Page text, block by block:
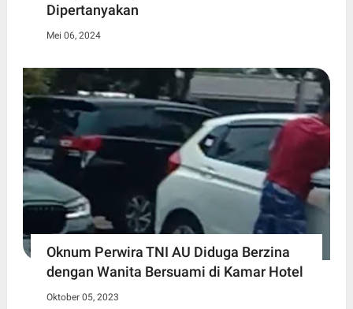
Dipertanyakan
Mei 06, 2024
Oknum Perwira TNI AU Diduga Berzina
dengan Wanita Bersuami di Kamar Hotel
Oktober 05, 2023